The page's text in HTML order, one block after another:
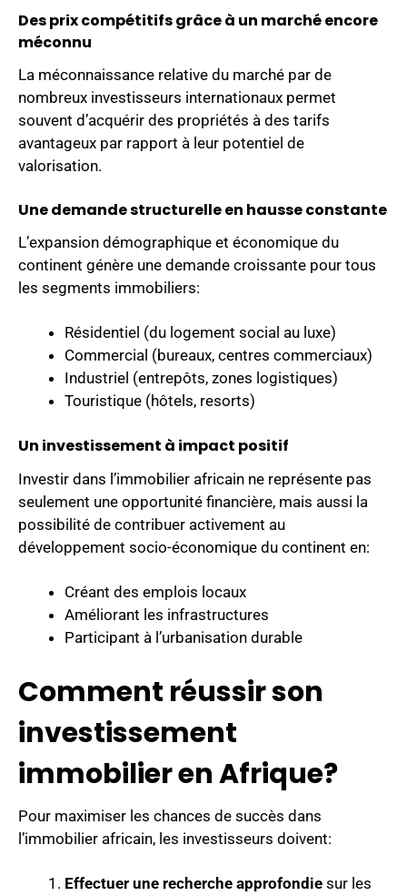
Des prix compétitifs grâce à un marché encore
méconnu
La méconnaissance relative du marché par de
nombreux investisseurs internationaux permet
souvent d’acquérir des propriétés à des tarifs
avantageux par rapport à leur potentiel de
valorisation.
Une demande structurelle en hausse constante
L’expansion démographique et économique du
continent génère une demande croissante pour tous
les segments immobiliers:
Résidentiel (du logement social au luxe)
Commercial (bureaux, centres commerciaux)
Industriel (entrepôts, zones logistiques)
Touristique (hôtels, resorts)
Un investissement à impact positif
Investir dans l’immobilier africain ne représente pas
seulement une opportunité financière, mais aussi la
possibilité de contribuer activement au
développement socio-économique du continent en:
Créant des emplois locaux
Améliorant les infrastructures
Participant à l’urbanisation durable
Comment réussir son
investissement
immobilier en Afrique?
Pour maximiser les chances de succès dans
l’immobilier africain, les investisseurs doivent:
Effectuer une recherche approfondie sur les